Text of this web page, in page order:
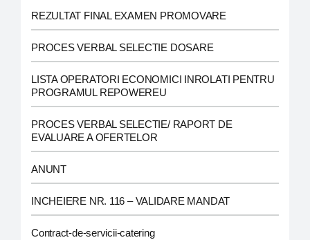
REZULTAT FINAL EXAMEN PROMOVARE
PROCES VERBAL SELECTIE DOSARE
LISTA OPERATORI ECONOMICI INROLATI PENTRU
PROGRAMUL REPOWEREU
PROCES VERBAL SELECTIE/ RAPORT DE
EVALUARE A OFERTELOR
ANUNT
INCHEIERE NR. 116 – VALIDARE MANDAT
Contract-de-servicii-catering